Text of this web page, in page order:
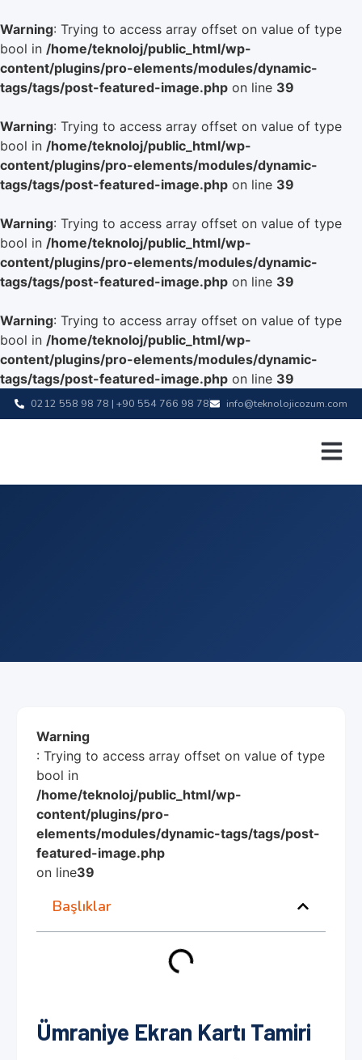
Warning: Trying to access array offset on value of type
bool in /home/teknoloj/public_html/wp-
content/plugins/pro-elements/modules/dynamic-
tags/tags/post-featured-image.php on line 39
Warning: Trying to access array offset on value of type
bool in /home/teknoloj/public_html/wp-
content/plugins/pro-elements/modules/dynamic-
tags/tags/post-featured-image.php on line 39
Warning: Trying to access array offset on value of type
bool in /home/teknoloj/public_html/wp-
content/plugins/pro-elements/modules/dynamic-
tags/tags/post-featured-image.php on line 39
Warning: Trying to access array offset on value of type
bool in /home/teknoloj/public_html/wp-
content/plugins/pro-elements/modules/dynamic-
tags/tags/post-featured-image.php on line 39
0212 558 98 78 | +90 554 766 98 78 info@teknolojicozum.com
Warning
: Trying to access array offset on value of type
bool in
/home/teknoloj/public_html/wp-
content/plugins/pro-
elements/modules/dynamic-tags/tags/post-
featured-image.php
on line39
Başlıklar
Ümraniye Ekran Kartı Tamiri